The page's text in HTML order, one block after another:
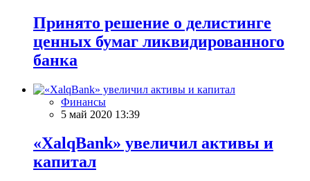
Принято решение о делистинге
ценных бумаг ликвидированного
банка
Финансы
5 май 2020 13:39
«XalqBank» увеличил активы и
капитал